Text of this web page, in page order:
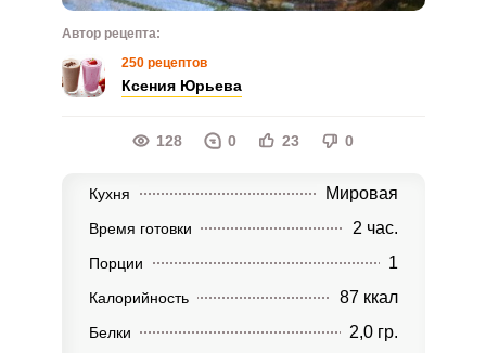
Автор рецепта:
250 рецептов
Ксения Юрьева
128 0 23 0
Кухня Мировая
Время готовки 2 час.
Порции 1
Калорийность 87 ккал
Белки 2,0 гр.